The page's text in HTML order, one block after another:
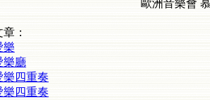
歐洲音樂會
：
樂
樂廳
樂四重奏
樂四重奏